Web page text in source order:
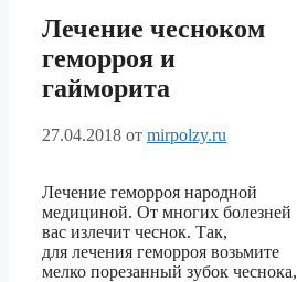
Лечение чесноком
геморроя и
гайморита
27.04.2018 от mirpolzy.ru
Лечение геморроя народной
медициной. От многих болезней
вас излечит чеснок. Так,
для лечения геморроя возьмите
мелко порезанный зубок чеснока,